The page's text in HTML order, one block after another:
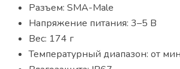
Разъем: SMA-Male
Напряжение питания: 3–5 В
Вес: 174 г
Температурный диапазон: от